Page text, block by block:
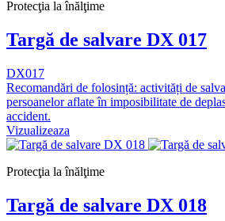
Protecţia la înălţime
Targă de salvare DX 017
DX017
Recomandări de folosință: activități de
persoanelor aflate în imposibilitate de
accident.
Vizualizeaza
Protecţia la înălţime
Targă de salvare DX 018